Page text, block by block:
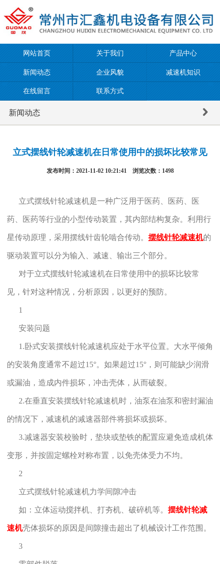
网站首页 关于我们 产品中心
新闻动态 企业风貌 减速机知识
在线留言 联系方式
新闻动态
立式摆线针轮减速机在日常使用中的损坏比较常见
发布时间：2021-11-02 10:21:41 浏览次数： 1498
立式摆线针轮减速机是一种广泛用于医药、医药、医
药、医药等行业的小型传动装置，其内部结构复杂。利用行
星传动原理，采用摆线针齿轮啮合传动。 摆线针轮减速机的
驱动装置可以分为输入、减速、输出三个部分。
对于立式摆线针轮减速机在日常使用中的损坏比较常
见，针对这种情况，分析原因，以更好的预防。
1
安装问题
1.卧式安装摆线针轮减速机应处于水平位置。大水平倾角
的安装角度通常不超过15°。如果超过15°，则可能缺少润滑
或漏油，造成内件损坏，冲击壳体，从而破裂。
2.在垂直安装摆线针轮减速机时，油泵在油泵和密封漏油
的情况下，减速机的减速器部件将损坏或损坏。
3.减速器安装校验时，垫块或垫铁的配置应避免造成机体
变形，并按固定螺栓对称布置，以免壳体受力不均。
2
立式摆线针轮减速机力学间隙冲击
如：立体运动搅拌机、打夯机、破碎机等。 摆线针轮减
速机壳体损坏的原因是间隙撞击超出了机械设计工作范围。
3